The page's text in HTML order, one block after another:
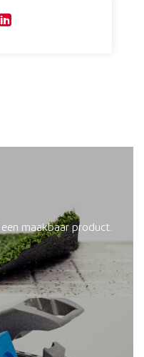
maakbaar product.